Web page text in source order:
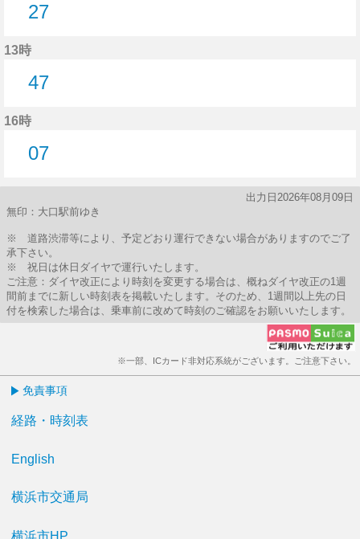
27
13時
47
16時
07
出力日2026年08月09日
無印：大口駅前ゆき
※ 道路渋滞等により、予定どおり運行できない場合がありますのでご了
承下さい。
※ 祝日は休日ダイヤで運行いたします。
ご注意：ダイヤ改正により時刻を変更する場合は、概ねダイヤ改正の1週
間前までに新しい時刻表を掲載いたします。そのため、1週間以上先の日
付を検索した場合は、乗車前に改めて時刻のご確認をお願いいたします。
※一部、ICカード非対応系統がございます。ご注意下さい。
免責事項
経路・時刻表
English
横浜市交通局
横浜市HP